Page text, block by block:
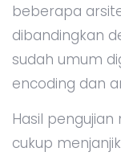
beberapa
dibandingkan
sudah umum
encoding dan
Hasil
cukup